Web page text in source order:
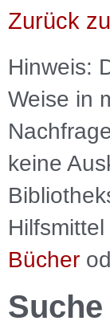
Zurück
Hinweis:
Weise in
keine
Bücher